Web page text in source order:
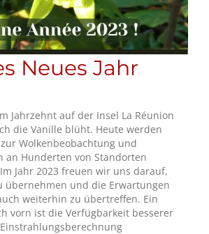
Neues Jahr
Jahrzehnt auf der Insel La Réunion
die Vanille blüht. Heute werden
Wolkenbeobachtung und
an Hunderten von Standorten
Jahr 2023 freuen wir uns darauf,
übernehmen und die Erwartungen
weiterhin zu übertreffen. Ein
vorn ist die Verfügbarkeit besserer